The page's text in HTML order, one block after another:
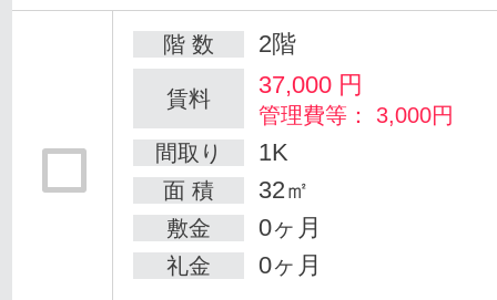
階 数 2階
賃料 37,000 円
管理費等： 3,000円
間取り
1K
面 積 32㎡
敷金 0ヶ月
礼金 0ヶ月